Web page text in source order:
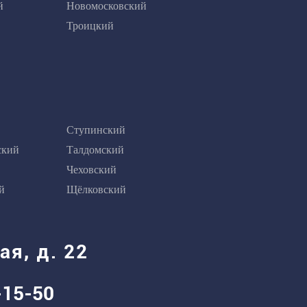
Новомосковский
Троицкий
Ступинский
Талдомский
Чеховский
Щёлковский
д. 22
50